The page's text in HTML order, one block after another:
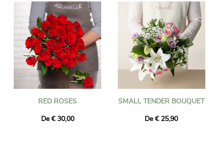
RED ROSES
De € 30,00
SMALL TENDER BOUQUET
De € 25,90